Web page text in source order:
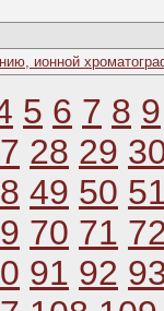
ионной
5 6 7 8 9
28 29
49 50
70 71
91 92